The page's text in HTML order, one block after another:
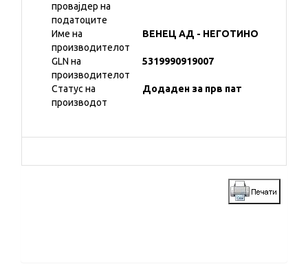
провајдер на
податоците
Име на
производителот
ВЕНЕЦ АД - НЕГОТИНО
GLN на
производителот
5319990919007
Статус на
производот
Додаден за прв пат